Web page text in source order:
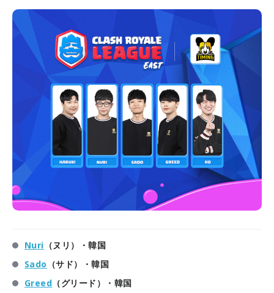
Nuri （ヌリ）・韓国
Sado （サド）・韓国
Greed （グリード）・韓国